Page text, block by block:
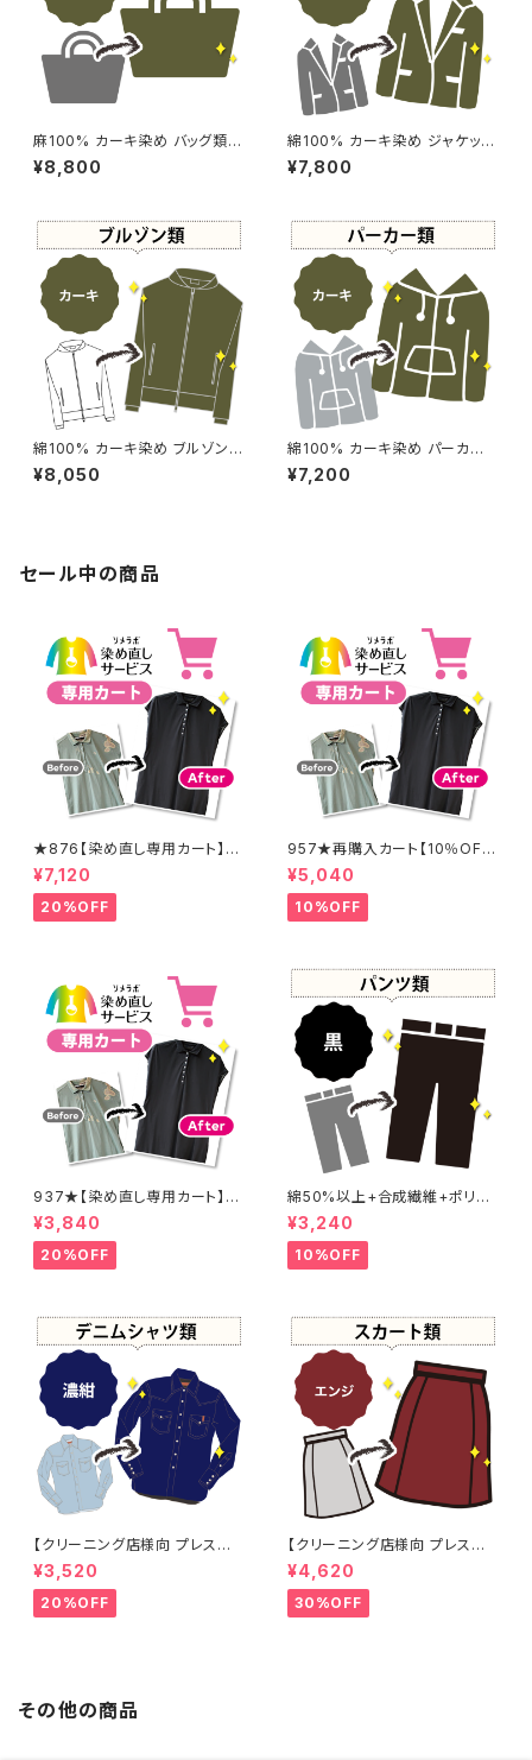
麻100% カーキ染め バッグ類
(布製：大) 【元色：ベージュ】 -染
め直し[カーキ - Kahki]504-0
¥8,800
綿100% カーキ染め ジャケット
【元色：黒】 -染め直し[カーキ -
Kahki]504-0027
¥7,800
綿100% カーキ染め ブルゾン
【元色：カーキ系 - 強い色あせ】
-染め直し[カーキ - Kahki]502
¥8,050
綿100% カーキ染め パーカー
【元色：カーキ系】 -染め直し[カ
ーキ - Kahki]502-0151
¥7,200
セール中の商品
★876【染め直し専用カート】8
900円
¥7,120
20%OFF
957★再購入カート【10％OF
F】
¥5,040
10%OFF
937★【染め直し専用カート】4
800円
¥3,840
20%OFF
綿50%以上+合成繊維+ポリウ
レタン 黒染め パンツ 【元色：
黒】 -染め直し[漆黒 - Black]4
01-0076
¥3,240
10%OFF
【クリーニング店様向 プレス加
工なし】綿100% 濃紺染め シャ
ツ 【元色：紺(Navy) - 色あせあ
り】 -染め直し[ネイビー - Nav
y]403-0116
¥3,520
20%OFF
【クリーニング店様向 プレス加
工なし】綿100% エンジ染め ス
カート 【元色：白 - 汚れあり】 -
染め直し[臙脂 - ワインレッド -
くすんだ深みのある赤]403-01
¥4,620
30%OFF
その他の商品